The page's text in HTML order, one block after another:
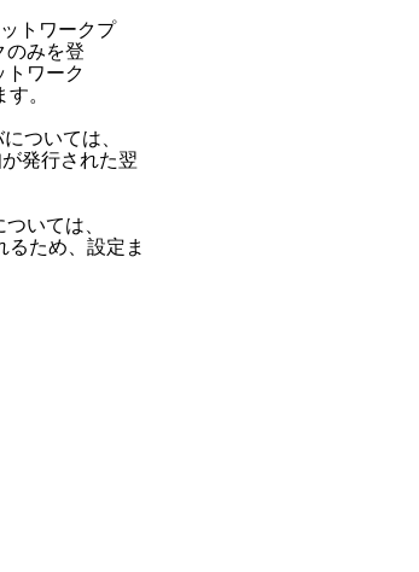
トワークプ
みを登
ワーク
。
ついては、
発行された翌
いては、
ため、設定ま